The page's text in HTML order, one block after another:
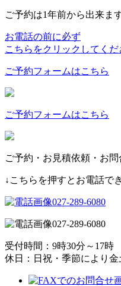
ご予約は1年前から出来ま
お電話の前に必ず
こちらをクリックしてくだ
ご予約フォームはこちら
ご予約フォームはこちら
ご予約・お見積依頼・お
↓こちらを押すとお電話で
027-289-6080
027-289-6080
受付時間：9時30分～17時
休日：日祝・季節により